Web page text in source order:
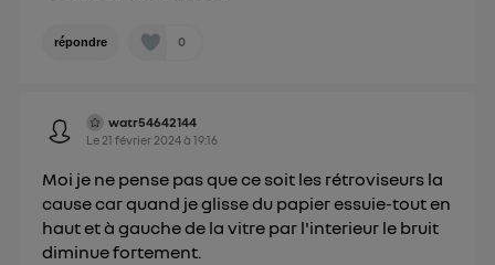
répondre 0
watr54642144
Le 21 février 2024à19:16
Moi je ne pense pas que ce soit les rétroviseurs la
cause car quand je glisse du papier essuie-tout en
haut et à gauche de la vitre par l'interieur le bruit
diminue fortement.